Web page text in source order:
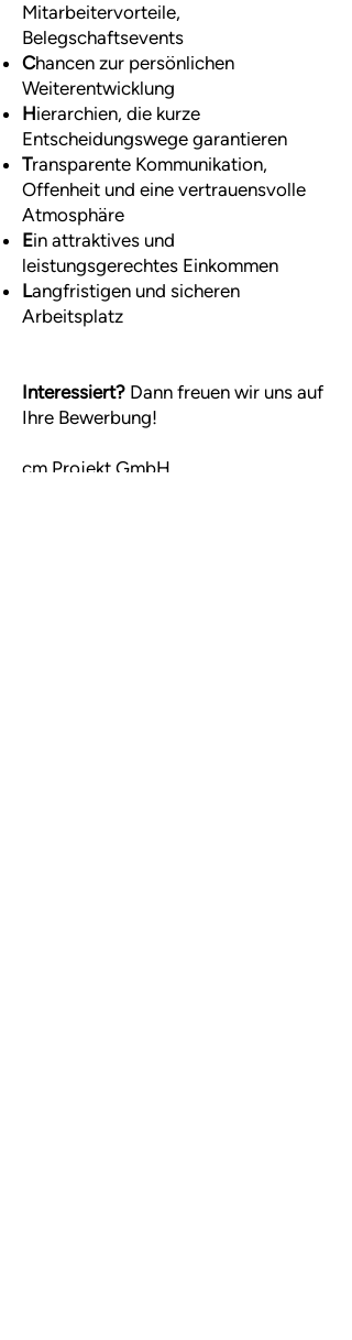
Mitarbeitervorteile,
Belegschaftsevents
Chancen zur persönlichen
Weiterentwicklung
Hierarchien, die kurze
Entscheidungswege garantieren
Transparente Kommunikation,
Offenheit und eine vertrauensvolle
Atmosphäre
Ein attraktives und
leistungsgerechtes Einkommen
Langfristigen und sicheren
Arbeitsplatz
Interessiert? Dann freuen wir uns auf
Ihre Bewerbung!
cm Projekt GmbH